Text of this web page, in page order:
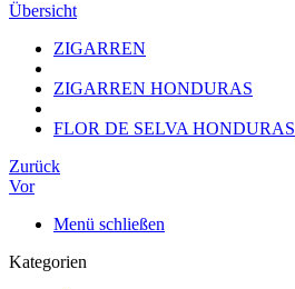
Übersicht
ZIGARREN
ZIGARREN HONDURAS
FLOR DE SELVA HONDURAS
Zurück
Vor
Menü schließen
Kategorien